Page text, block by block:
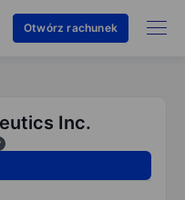
Otwórz rachunek
Inc.